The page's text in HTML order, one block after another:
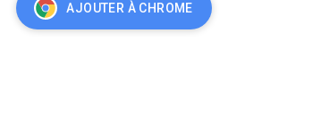
AJOUTER À CHROME